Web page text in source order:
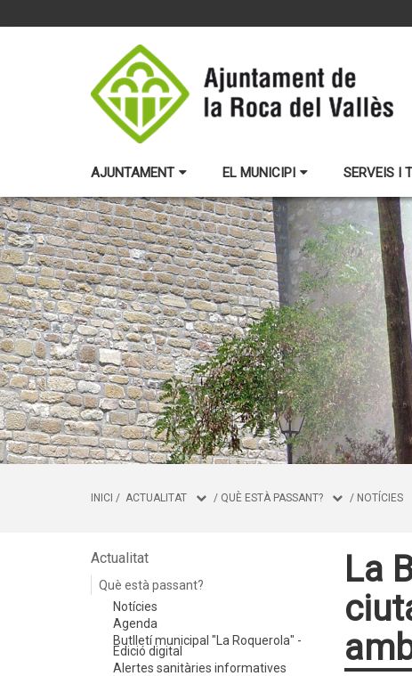
AJUNTAMENT EL MUNICIPI SERVEIS I
INICI / ACTUALITAT / QUÈ ESTÀ PASSANT? / NOTÍCIES
Actualitat
Què està passant?
Notícies
Agenda
Butlletí municipal "La Roquerola" -
Edició digital
Alertes sanitàries informatives
La